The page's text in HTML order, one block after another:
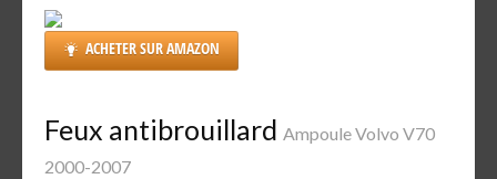
ACHETER SUR AMAZON
Feux antibrouillard Ampoule Volvo V70
2000-2007